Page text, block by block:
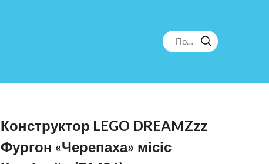
Конструктор LEGO DREAMZzz
Фургон «Черепаха» місіс